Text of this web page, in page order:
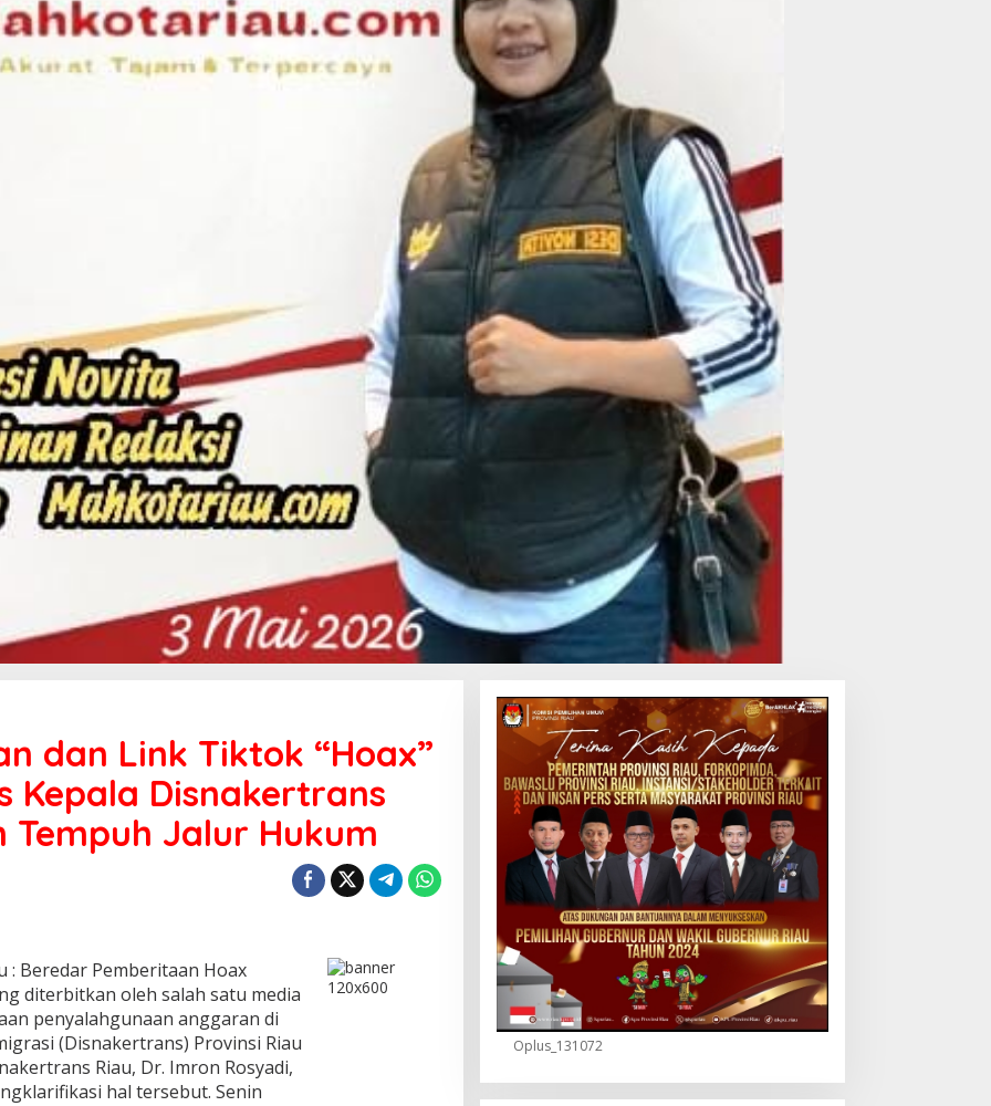
dan Link Tiktok “Hoax”
Kepala Disnakertrans
Tempuh Jalur Hukum
: Beredar Pemberitaan Hoax
diterbitkan oleh salah satu media
penyalahgunaan anggaran di
(Disnakertrans) Provinsi Riau
Riau, Dr. Imron Rosyadi,
hal tersebut. Senin
Oplus_131072